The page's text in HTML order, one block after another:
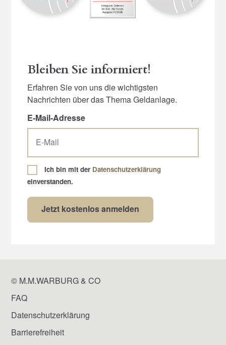
Bleiben Sie informiert!
Erfahren Sie von uns die wichtigsten
Nachrichten über das Thema Geldanlage.
E-Mail-Adresse
Ich bin mit der Datenschutzerklärung
einverstanden.
© M.M.WARBURG & CO
FAQ
Datenschutzerklärung
Barrierefreiheit